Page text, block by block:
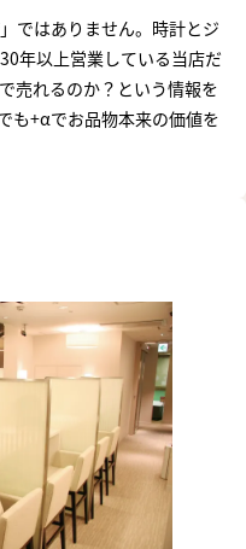
ではありません。時計とジ
年以上営業している当店だ
売れるのか？という情報を
も+αでお品物本来の価値を